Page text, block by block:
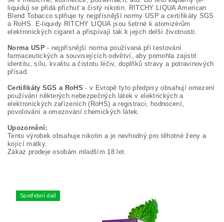
liquidu) se přidá příchuť a čistý nikotin. RITCHY LIQUA American
Blend Tobacco splňuje ty nejpřísnější normy USP a certifikáty SGS
a RoHS. E-liquidy RITCHY LIQUA jsou šetrné k atomizérům
elektronických cigaret a přispívají tak k jejich delší životnosti.
Norma USP- nejpřísnější norma používaná při testování
farmaceutických a souvisejících odvětví, aby pomohla zajistit
identitu, sílu, kvalitu a čistotu léčiv, doplňků stravy a potravinových
přísad.
Certifikáty SGS a RoHS - v Evropě tyto předpisy obsahují omezení
používání některých nebezpečných látek v elektrických a
elektronických zařízeních (RoHS) a registraci, hodnocení,
povolování a omezování chemických látek.
Upozornění:
Tento výrobek obsahuje nikotin a je nevhodný pro těhotné ženy a
kojící matky.
Zákaz prodeje osobám mladším 18 let.
Spotřební daň